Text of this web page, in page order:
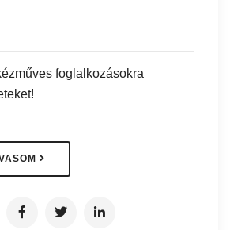
foglalkozásokra